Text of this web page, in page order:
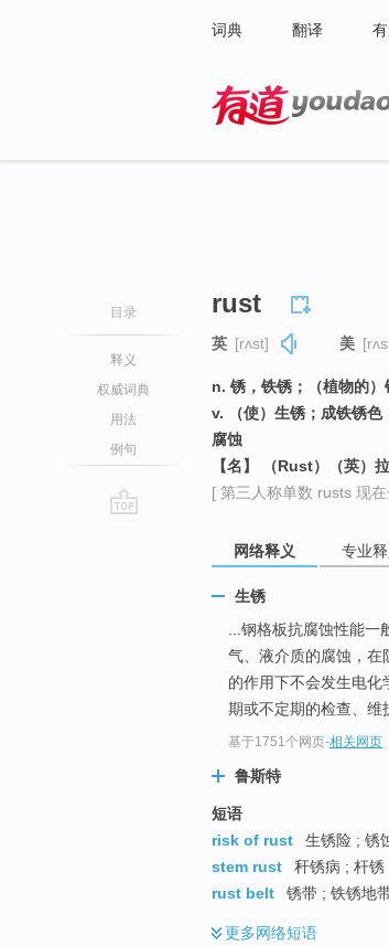
词典 翻译
目录
释义
权威词典
用法
例句
rust
英 [rʌst] 美
n. 锈，铁锈；（植物的
v. （使）生锈；成铁锈色
腐蚀
【名】 （Rust）（英）
[ 第三人称单数 rusts 现
网络释义 专业
生锈
...钢格板抗腐蚀性能
气、液介质的腐蚀，在
的作用下不会发生电化
期或不定期的检查、维
基于1751个网页-相关网页
鲁斯特
短语
risk of rust
生锈险 ; 锈
stem rust
秆锈病 ; 杆锈
rust belt
锈带 ; 铁锈地
更多网络短语